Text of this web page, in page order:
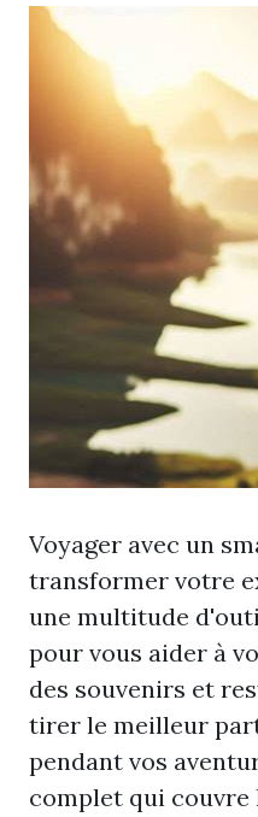
Voyager avec un
transformer votre
une multitude
pour vous aider à
des souvenirs et
tirer le meilleur
pendant vos
complet qui couvre